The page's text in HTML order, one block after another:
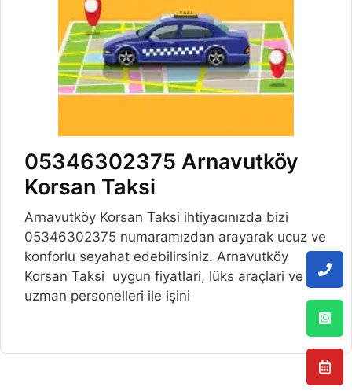
05346302375 Arnavutköy
Korsan Taksi
Arnavutköy Korsan Taksi ihtiyacınızda bizi
05346302375 numaramızdan arayarak ucuz ve
konforlu seyahat edebilirsiniz. Arnavutköy
Korsan Taksi uygun fiyatlari, lüks araçlari ve
uzman personelleri ile işini